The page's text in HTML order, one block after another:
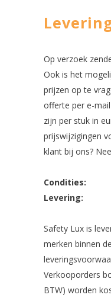
Op verzoek
Ook is het
prijzen op te
offerte per e-
zijn per stuk in
prijswijzigingen
klant bij ons?
Condities:
Levering:
Safety Lux is
merken binnen
Verkooporders
BTW) worden